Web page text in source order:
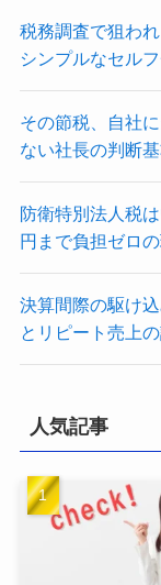
税務調査で狙わ
シンプルなセル
その節税、自社
ない社長の判断
防衛特別法人税
円まで負担ゼロ
決算間際の駆け
とリピート売上
人気記事